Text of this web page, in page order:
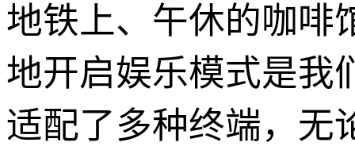
地铁上、午休的咖啡
地开启娱乐模式是我
适配了多种终端，无